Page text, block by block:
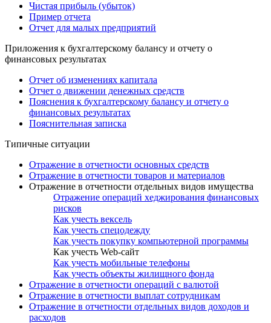
Чистая прибыль (убыток)
Пример отчета
Отчет для малых предприятий
Приложения к бухгалтерскому балансу и отчету о
финансовых результатах
Отчет об изменениях капитала
Отчет о движении денежных средств
Пояснения к бухгалтерскому балансу и отчету о
финансовых результатах
Пояснительная записка
Типичные ситуации
Отражение в отчетности основных средств
Отражение в отчетности товаров и материалов
Отражение в отчетности отдельных видов имущества
Отражение операций хеджирования финансовых
рисков
Как учесть вексель
Как учесть спецодежду
Как учесть покупку компьютерной программы
Как учесть Web-сайт
Как учесть мобильные телефоны
Как учесть объекты жилищного фонда
Отражение в отчетности операций с валютой
Отражение в отчетности выплат сотрудникам
Отражение в отчетности отдельных видов доходов и
расходов